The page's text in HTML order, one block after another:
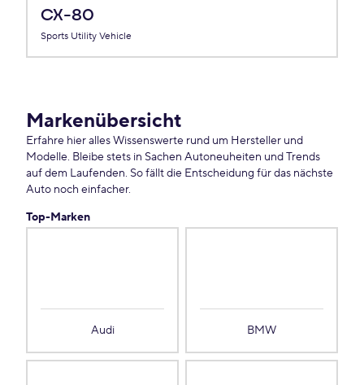
CX-80
Sports Utility Vehicle
Markenübersicht
Erfahre hier alles Wissenswerte rund um Hersteller und
Modelle. Bleibe stets in Sachen Autoneuheiten und Trends
auf dem Laufenden. So fällt die Entscheidung für das nächste
Auto noch einfacher.
Top-Marken
Audi BMW